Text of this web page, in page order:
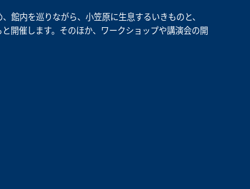
館内を巡りながら、小笠原に生息するいきものと、
開催します。そのほか、ワークショップや講演会の開